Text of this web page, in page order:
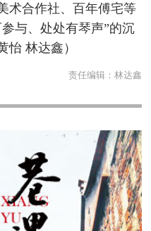
术合作社、百年傅宅等
与、处处有琴声”的沉
怡 林达鑫）
责任编辑： 林达鑫